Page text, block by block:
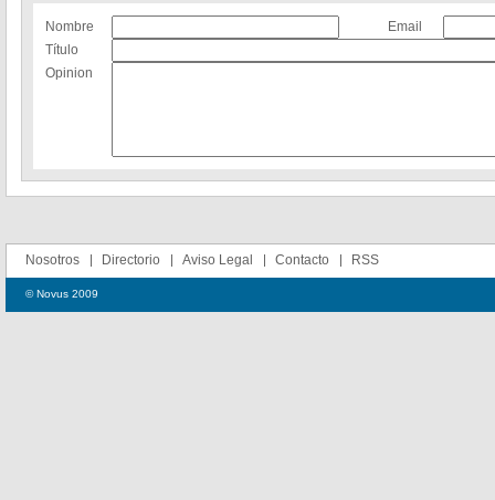
Nombre
Email
Título
Opinion
Nosotros Directorio Aviso Legal Contacto RSS
© Novus 2009